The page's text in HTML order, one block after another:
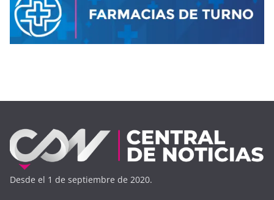
Desde el 1 de septiembre de 2020.